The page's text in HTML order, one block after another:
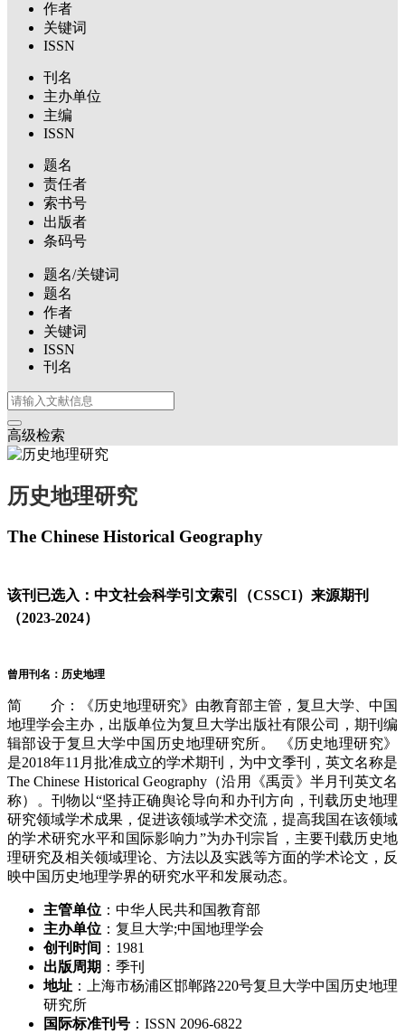
作者
关键词
ISSN
刊名
主办单位
主编
ISSN
题名
责任者
索书号
出版者
条码号
题名/关键词
题名
作者
关键词
ISSN
刊名
高级检索
历史地理研究
The Chinese Historical Geography
该刊已选入：中文社会科学引文索引（CSSCI）来源期刊
（2023-2024）
曾用刊名：历史地理
简 介：《历史地理研究》由教育部主管，复旦大学、中国
地理学会主办，出版单位为复旦大学出版社有限公司，期刊编
辑部设于复旦大学中国历史地理研究所。 《历史地理研究》
是2018年11月批准成立的学术期刊，为中文季刊，英文名称是
The Chinese Historical Geography（沿用《禹贡》半月刊英文名
称）。刊物以“坚持正确舆论导向和办刊方向，刊载历史地理
研究领域学术成果，促进该领域学术交流，提高我国在该领域
的学术研究水平和国际影响力”为办刊宗旨，主要刊载历史地
理研究及相关领域理论、方法以及实践等方面的学术论文，反
映中国历史地理学界的研究水平和发展动态。
主管单位 ：中华人民共和国教育部
主办单位 ：复旦大学;中国地理学会
创刊时间 ：1981
出版周期 ：季刊
地址 ：上海市杨浦区邯郸路220号复旦大学中国历史地理
研究所
国际标准刊号 ：ISSN 2096-6822